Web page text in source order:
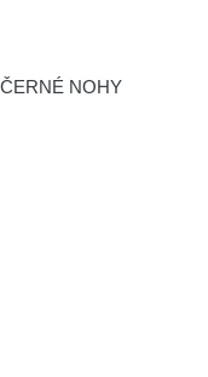
NOHY